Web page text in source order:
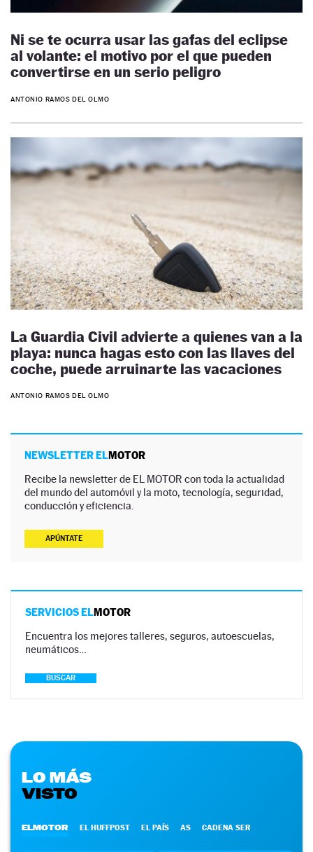
Ni se te ocurra usar las gafas del eclipse
al volante: el motivo por el que pueden
convertirse en un serio peligro
ANTONIO RAMOS DEL OLMO
La Guardia Civil advierte a quienes van a la
playa: nunca hagas esto con las llaves del
coche, puede arruinarte las vacaciones
ANTONIO RAMOS DEL OLMO
NEWSLETTER ELMOTOR
Recibe la newsletter de EL MOTOR con toda la actualidad
del mundo del automóvil y la moto, tecnología, seguridad,
conducción y eficiencia.
APÚNTATE
SERVICIOS ELMOTOR
Encuentra los mejores talleres, seguros, autoescuelas,
neumáticos…
BUSCAR
LO MÁS
VISTO
ELMOTOR EL HUFFPOST EL PAÍS AS CADENA SER